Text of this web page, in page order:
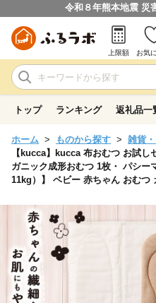
令和８年熊本地震 災
上限額 お気
トップ ランキング 返礼品一
ホーム ものから探す 雑貨
【kucca】kucca 布おむつ お試
ガニック成形おむつ 1枚・ パシー
11kg）】 ベビー 赤ちゃん おむつ